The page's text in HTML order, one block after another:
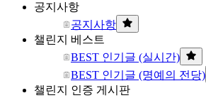
공지사항
공지사항
챌린지 베스트
BEST 인기글 (실시간)
BEST 인기글 (명예의 전당)
챌린지 인증 게시판